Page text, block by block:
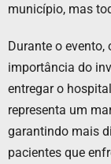
município, mas
Durante o
importância do
entregar o
representa um
garantindo mais
pacientes que